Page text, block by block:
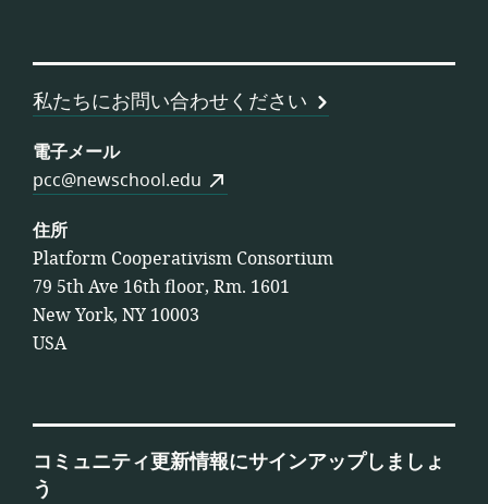
合
私たちにお問い合わせください
電子メール
pcc@newschool.edu
住所
Platform Cooperativism Consortium
79 5th Ave 16th floor, Rm. 1601
New York, NY 10003
USA
コミュニティ更新情報にサインアップしましょ
う